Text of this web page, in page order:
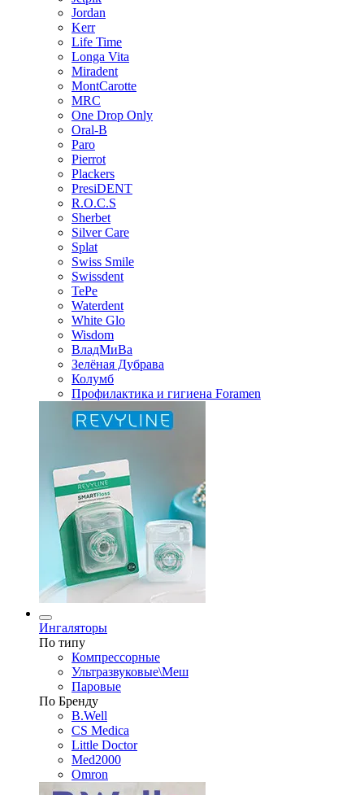
Jordan
Kerr
Life Time
Longa Vita
Miradent
MontCarotte
MRC
One Drop Only
Oral-B
Paro
Pierrot
Plackers
PresiDENT
R.O.C.S
Sherbet
Silver Care
Splat
Swiss Smile
Swissdent
TePe
Waterdent
White Glo
Wisdom
ВладМиВа
Зелёная Дубрава
Колумб
Профилактика и гигиена Foramen
Ингаляторы
По типу
Компрессорные
Ультразвуковые\Меш
Паровые
По Бренду
B.Well
CS Medica
Little Doctor
Med2000
Omron